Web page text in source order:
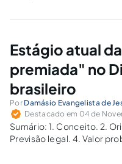
ingestão de substância
Estágio atual
premiada" no
brasileiro
Por Damásio Evangelista de
Destacado em 04 de
Sumário: 1. Conceito. 2.
Previsão legal. 4. Valor